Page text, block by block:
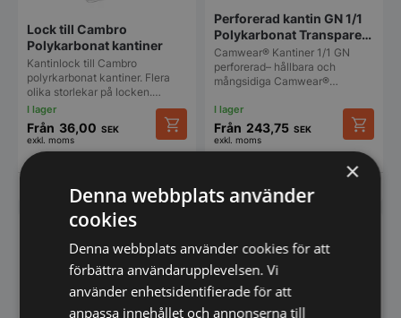
produktsidan
på
Lock till Cambro
Polykarbonat kantiner
Kantinlock till Cambro
polyrkarbonat kantiner. Flera
olika storlekar på locken.…
Från 36,00 SEK
exkl. moms
Den
har
flera
De
olika
alternativen
kan
väljas
Vi prisjämför
Perforerad kantin GN 1/1
Polykarbonat Transparent
Cambro Camwear
Camwear® Kantiner 1/1 GN
perforerad– hållbara och
mångsidiga Camwear®…
Från 243,75 SEK
exkl. moms
Den
här
Vi prisjämför
×
Denna webbplats använder
cookies
Denna webbplats använder cookies för att
förbättra användarupplevelsen. Vi
använder enhetsidentifierade för att
anpassa innehållet och annonserna till